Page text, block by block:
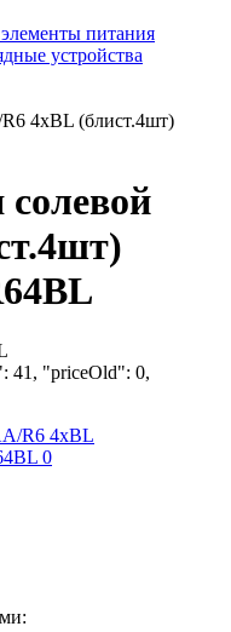
питания
устройства
4хBL (блист.4шт)
41, "priceOld": 0,